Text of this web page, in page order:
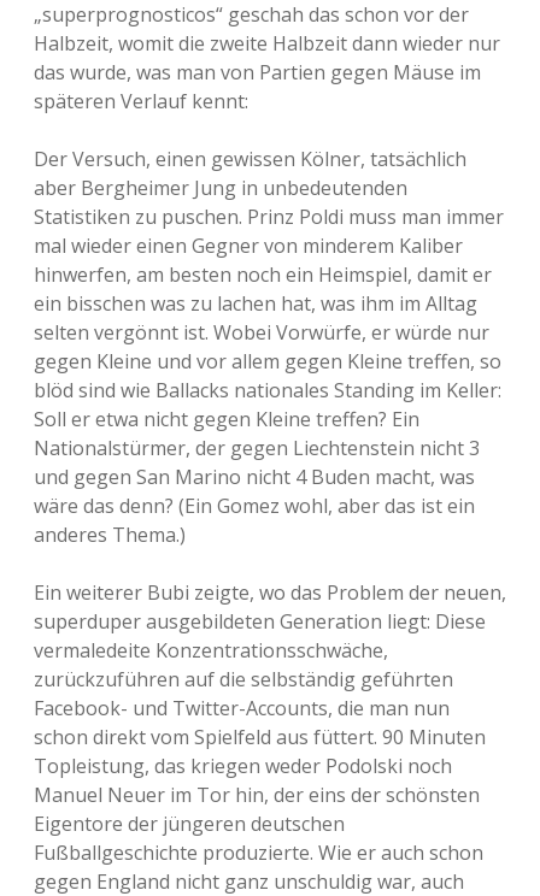
„superprognosticos“ geschah das schon vor der
Halbzeit, womit die zweite Halbzeit dann wieder nur
das wurde, was man von Partien gegen Mäuse im
späteren Verlauf kennt:
Der Versuch, einen gewissen Kölner, tatsächlich
aber Bergheimer Jung in unbedeutenden
Statistiken zu puschen. Prinz Poldi muss man immer
mal wieder einen Gegner von minderem Kaliber
hinwerfen, am besten noch ein Heimspiel, damit er
ein bisschen was zu lachen hat, was ihm im Alltag
selten vergönnt ist. Wobei Vorwürfe, er würde nur
gegen Kleine und vor allem gegen Kleine treffen, so
blöd sind wie Ballacks nationales Standing im Keller:
Soll er etwa nicht gegen Kleine treffen? Ein
Nationalstürmer, der gegen Liechtenstein nicht 3
und gegen San Marino nicht 4 Buden macht, was
wäre das denn? (Ein Gomez wohl, aber das ist ein
anderes Thema.)
Ein weiterer Bubi zeigte, wo das Problem der neuen,
superduper ausgebildeten Generation liegt: Diese
vermaledeite Konzentrationsschwäche,
zurückzuführen auf die selbständig geführten
Facebook- und Twitter-Accounts, die man nun
schon direkt vom Spielfeld aus füttert. 90 Minuten
Topleistung, das kriegen weder Podolski noch
Manuel Neuer im Tor hin, der eins der schönsten
Eigentore der jüngeren deutschen
Fußballgeschichte produzierte. Wie er auch schon
gegen England nicht ganz unschuldig war, auch